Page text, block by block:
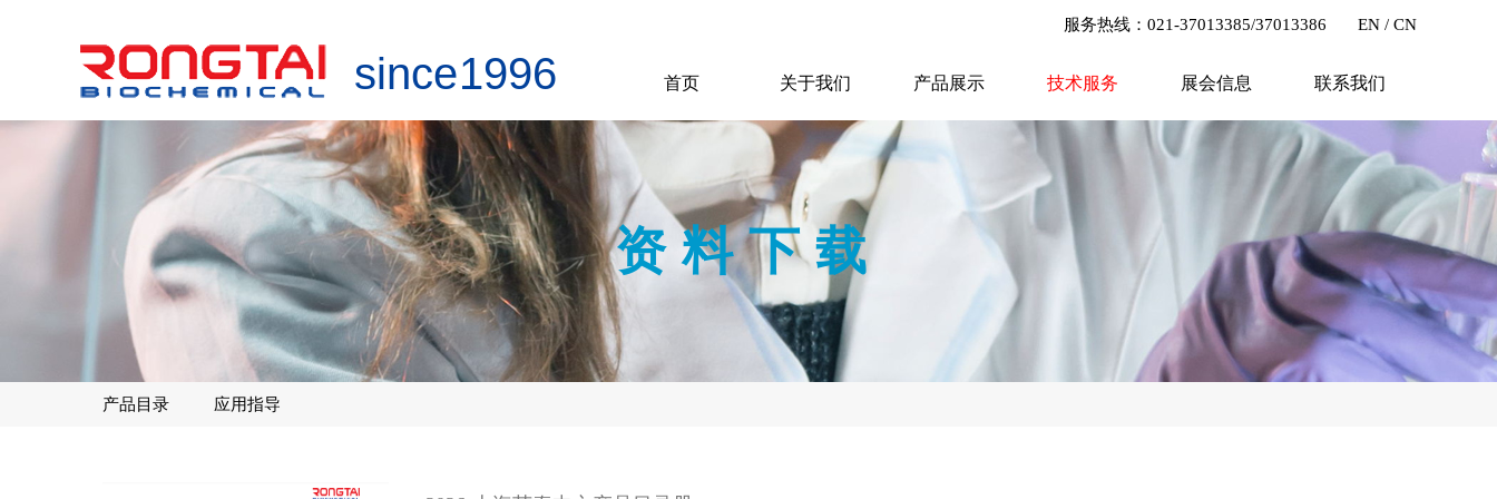
since 1996
服务热线：021-37013385/37013386 EN / CN
首页 关于我们 产品展示 技术服务 展会信息 联系我们
资料下载
产品目录 应用指导